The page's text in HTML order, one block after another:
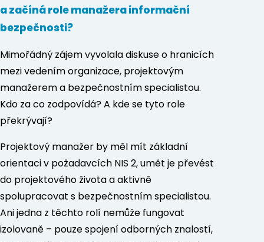
a začíná role manažera informační
bezpečnosti?
Mimořádný zájem vyvolala diskuse o hranicích
mezi vedením organizace, projektovým
manažerem a bezpečnostním specialistou.
Kdo za co zodpovídá? A kde se tyto role
překrývají?
Projektový manažer by měl mít základní
orientaci v požadavcích NIS 2, umět je převést
do projektového života a aktivně
spolupracovat s bezpečnostním specialistou.
Ani jedna z těchto rolí nemůže fungovat
izolovaně – pouze spojení odborných znalostí,